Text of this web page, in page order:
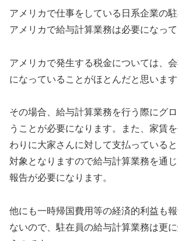
アメリカで仕事をしている日系企業の駐
アメリカで給与計算業務は必要になって
アメリカで発生する税金については、
になっていることがほとんだと思います
その場合、給与計算業務を行う際にグ
うことが必要になります。また、家賃
わりに大家さんに対して支払っている
対象となりますので給与計算業務を通
報告が必要になります。
他にも一時帰国費用等の経済的利益も
ないので、駐在員の給与計算業務は更